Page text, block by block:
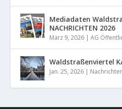
Mediadaten
NACHRICHTEN 2026
März 9, 2026 |AG
Waldstraßenviertel
Jan. 25, 2026 | Nachrichten